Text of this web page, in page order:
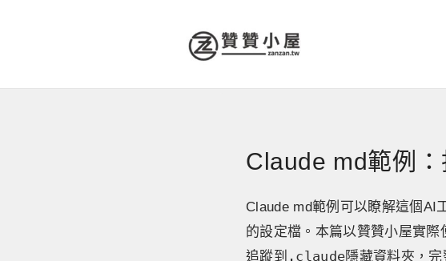
Claude md範例
Claude md範例可以瞭解這個AI
的設定檔。本篇以贊贊小屋實際
追蹤到 .claude隱藏資料夾，